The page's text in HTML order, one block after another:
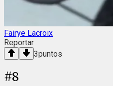
Fairye Lacroix
Reportar
3puntos
#8